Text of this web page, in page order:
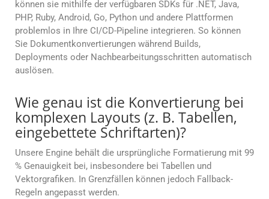
können sie mithilfe der verfügbaren SDKs für .NET, Java,
PHP, Ruby, Android, Go, Python und andere Plattformen
problemlos in Ihre CI/CD-Pipeline integrieren. So können
Sie Dokumentkonvertierungen während Builds,
Deployments oder Nachbearbeitungsschritten automatisch
auslösen.
Wie genau ist die Konvertierung bei
komplexen Layouts (z. B. Tabellen,
eingebettete Schriftarten)?
Unsere Engine behält die ursprüngliche Formatierung mit 99
% Genauigkeit bei, insbesondere bei Tabellen und
Vektorgrafiken. In Grenzfällen können jedoch Fallback-
Regeln angepasst werden.